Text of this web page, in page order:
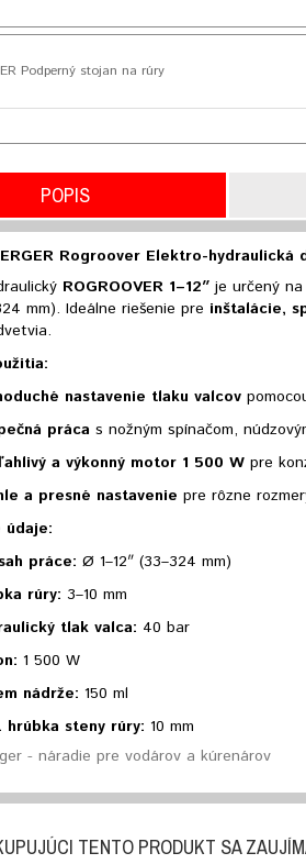
Podperný stojan na rúry
POPIS
Rogroover Elektro-hydraulická
ROGROOVER 1–12″ je určený
mm). Ideálne riešenie pre inštalácie,
nastavenie tlaku valcov
práca s nožným spínačom,
a výkonný motor 1 500 W pre
a presné nastavenie pre rôzne
údaje:
práce: Ø 1–12″ (33–324 mm)
rúry: 3–10 mm
tlak valca: 40 bar
1 500 W
nádrže: 150 ml
hrúbka steny rúry: 10 mm
- náradie pre vodárov a kúrenárov
TENTO PRODUKT SA